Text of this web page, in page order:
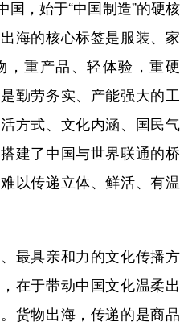
Français عربى
日本語 한국어
，始于“中国制造”的硬核
海的核心标签是服装、家
，重产品、轻体验，重硬
勤劳务实、产能强大的工
方式、文化内涵、国民气
建了中国与世界联通的桥
以传递立体、鲜活、有温
具亲和力的文化传播方
在于带动中国文化温柔出
货物出海，传递的是商品